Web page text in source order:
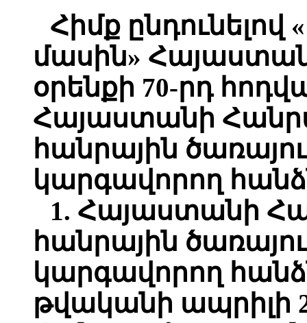
Հիմք
մասին»
օրենքի 70-րդ
Հայաստանի
հանրային
կարգավորող
1. Հայաստանի
հանրային
կարգավորող
թվականի ապրիլի